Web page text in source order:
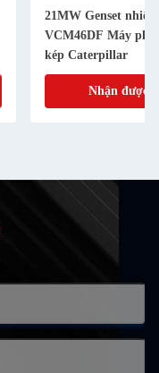
21MW Genset
VCM46DF Máy
kép Caterpillar
Nhận được